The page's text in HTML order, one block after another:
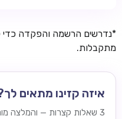
*נדרשים הרשמה והפקדה כדי
מתקבלות.
איזה קזינו מתאים
3 שאלות קצרות — והמלצה מותאמת לשחקנים מישראל.